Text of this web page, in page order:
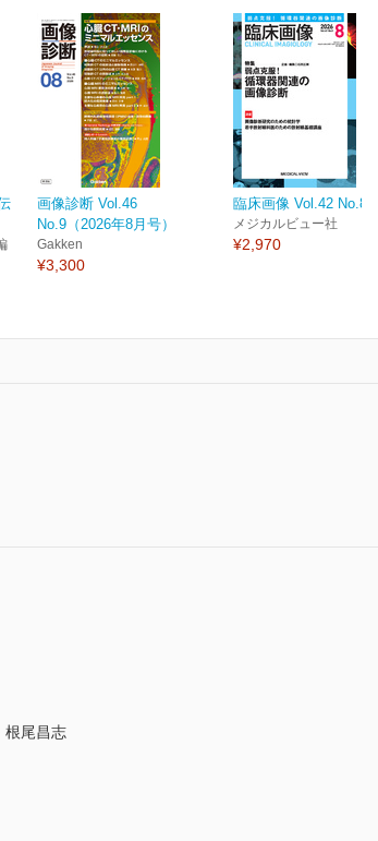
画像診断 Vol.46
No.9（2026年8月号）
Gakken
¥3,300
臨床画像 Vol.42 No.8
メジカルビュー社
¥2,970
根尾昌志